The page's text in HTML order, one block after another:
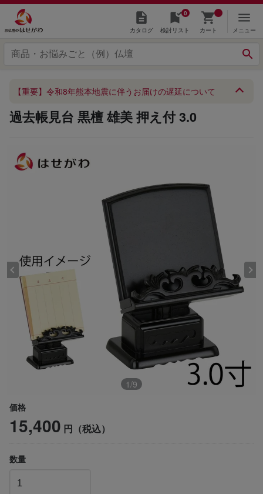
カタログ
0
検討リスト カート メニュー
【重要】令和8年熊本地震に伴うお届けの遅延について
過去帳見台 黒檀 雄美 押え付 3.0
1/9
価格
15,400 円（税込）
数量